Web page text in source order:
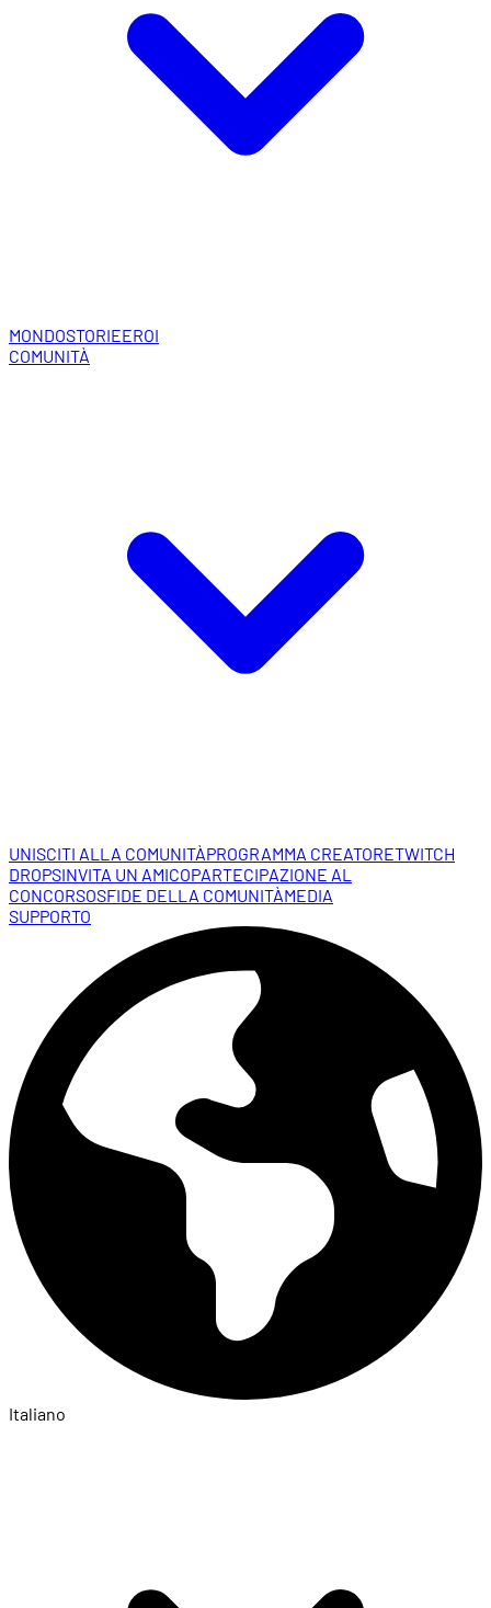
MONDOSTORIEEROI
COMUNITÀ
UNISCITI ALLA COMUNITÀPROGRAMMA CREATORETWITCH
DROPSINVITA UN AMICOPARTECIPAZIONE AL
CONCORSOSFIDE DELLA COMUNITÀMEDIA
SUPPORTO
Italiano